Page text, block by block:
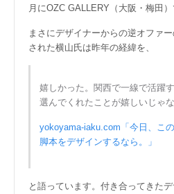
月にOZC GALLERY（大阪・梅田）
まさにデザイナーからの逆オファ
された横山氏は昨年の経緯を、
嬉しかった。関西で一線で活躍
選んでくれたことが嬉しいじゃな
yokoyama-iaku.com「今日、こ
脚本をデザインするなら。」
と語っています。付き合ってきた